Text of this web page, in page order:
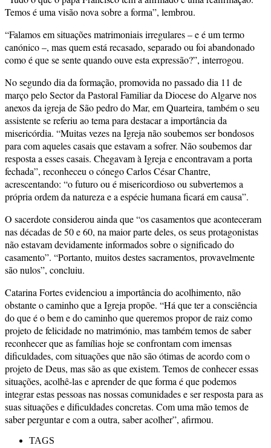
Temos é uma visão nova sobre a forma”, lembrou.
“Falamos em situações matrimoniais irregulares – e é um termo
canónico –, mas quem está recasado, separado ou foi abandonado
como é que se sente quando ouve esta expressão?”, interrogou.
No segundo dia da formação, promovida no passado dia 11 de
março pelo Sector da Pastoral Familiar da Diocese do Algarve nos
anexos da igreja de São pedro do Mar, em Quarteira, também o seu
assistente se referiu ao tema para destacar a importância da
misericórdia. “Muitas vezes na Igreja não soubemos ser bondosos
para com aqueles casais que estavam a sofrer. Não soubemos dar
resposta a esses casais. Chegavam à Igreja e encontravam a porta
fechada”, reconheceu o cónego Carlos César Chantre,
acrescentando: “o futuro ou é misericordioso ou subvertemos a
própria ordem da natureza e a espécie humana ficará em causa”.
O sacerdote considerou ainda que “os casamentos que aconteceram
nas décadas de 50 e 60, na maior parte deles, os seus protagonistas
não estavam devidamente informados sobre o significado do
casamento”. “Portanto, muitos destes sacramentos, provavelmente
são nulos”, concluiu.
Catarina Fortes evidenciou a importância do acolhimento, não
obstante o caminho que a Igreja propõe. “Há que ter a consciência
do que é o bem e do caminho que queremos propor de raiz como
projeto de felicidade no matrimónio, mas também temos de saber
reconhecer que as famílias hoje se confrontam com imensas
dificuldades, com situações que não são ótimas de acordo com o
projeto de Deus, mas são as que existem. Temos de conhecer essas
situações, acolhê-las e aprender de que forma é que podemos
integrar estas pessoas nas nossas comunidades e ser resposta para as
suas situações e dificuldades concretas. Com uma mão temos de
saber perguntar e com a outra, saber acolher”, afirmou.
TAGS